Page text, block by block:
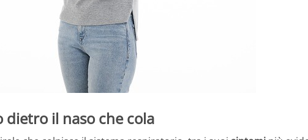
dietro il naso che cola